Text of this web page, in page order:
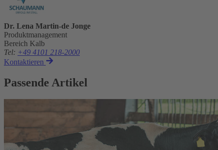
Dr. Lena Martin-de Jonge
Produktmanagement
Bereich Kalb
Tel: +49 4101 218-2000
Kontaktieren
Passende Artikel